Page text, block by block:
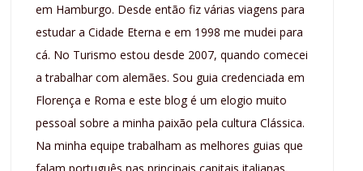
em Hamburgo. Desde então fiz várias viagens para
estudar a Cidade Eterna e em 1998 me mudei para
cá. No Turismo estou desde 2007, quando comecei
a trabalhar com alemães. Sou guia credenciada em
Florença e Roma e este blog é um elogio muito
pessoal sobre a minha paixão pela cultura Clássica.
Na minha equipe trabalham as melhores guias que
falam português nas principais capitais italianas,